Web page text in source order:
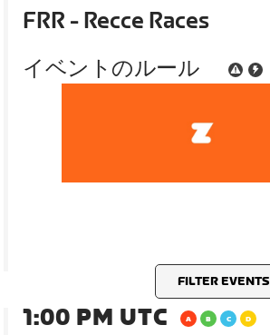
FILTER EVENTS
FRR - Recce Races
イベントのルール
1:00 PM UTC